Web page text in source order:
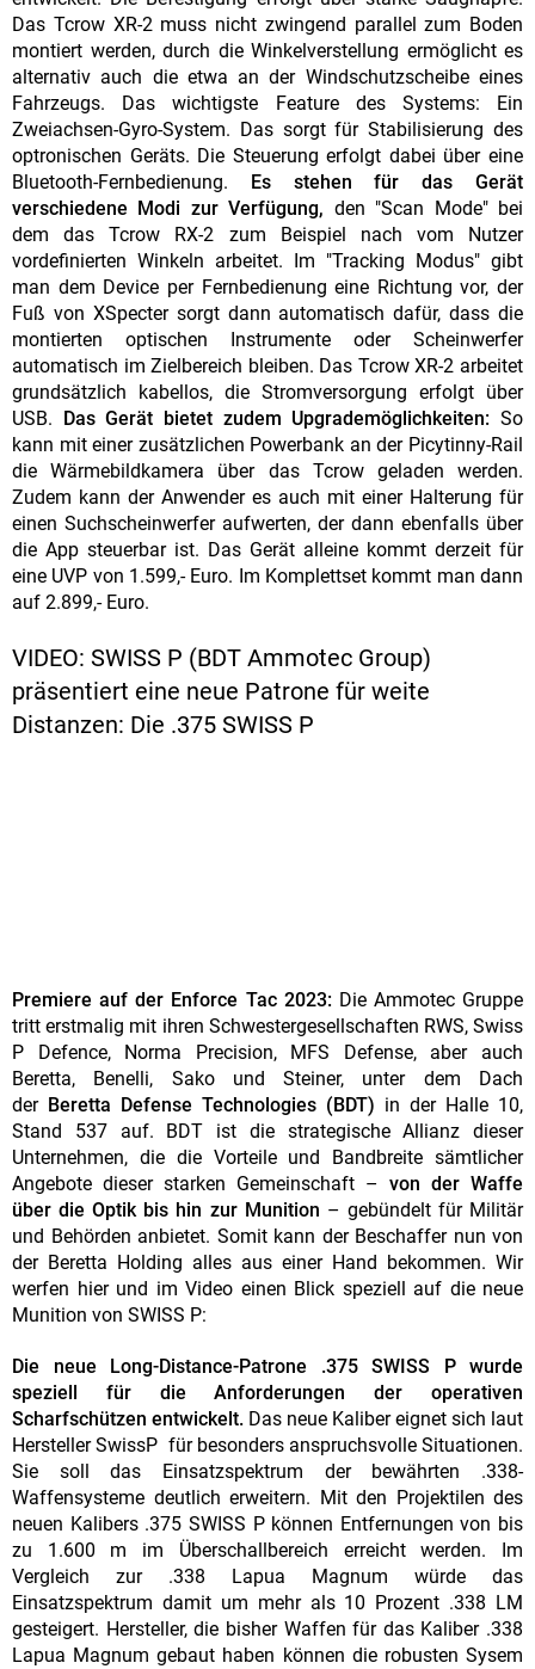
Das Tcrow XR-2 muss nicht zwingend parallel zum Boden
montiert werden, durch die Winkelverstellung ermöglicht es
alternativ auch die etwa an der Windschutzscheibe eines
Fahrzeugs. Das wichtigste Feature des Systems: Ein
Zweiachsen-Gyro-System. Das sorgt für Stabilisierung des
optronischen Geräts. Die Steuerung erfolgt dabei über eine
Bluetooth-Fernbedienung.
Es stehen für das Gerät
verschiedene Modi zur Verfügung, den "Scan Mode" bei
dem das Tcrow RX-2 zum Beispiel nach vom Nutzer
vordefinierten Winkeln arbeitet. Im "Tracking Modus" gibt
man dem Device per Fernbedienung eine Richtung vor, der
Fuß von XSpecter sorgt dann automatisch dafür, dass die
montierten optischen Instrumente oder Scheinwerfer
automatisch im Zielbereich bleiben. Das Tcrow XR-2 arbeitet
grundsätzlich kabellos, die Stromversorgung erfolgt über
USB.
Das Gerät bietet zudem Upgrademöglichkeiten:So
kann mit einer zusätzlichen Powerbank an der Picytinny-Rail
die Wärmebildkamera über das Tcrow geladen werden.
Zudem kann der Anwender es auch mit einer Halterung für
einen Suchscheinwerfer aufwerten, der dann ebenfalls über
die App steuerbar ist. Das Gerät alleine kommt derzeit für
eine UVP von 1.599,- Euro. Im Komplettset kommt man dann
auf 2.899,- Euro.
VIDEO: SWISS P (BDT Ammotec Group)
präsentiert eine neue Patrone für weite
Distanzen: Die .375 SWISS P
Premiere auf der Enforce Tac 2023:Die Ammotec Gruppe
tritt erstmalig mit ihren Schwestergesellschaften RWS, Swiss
P Defence, Norma Precision, MFS Defense, aber auch
Beretta, Benelli, Sako und Steiner, unter dem Dach
der Beretta Defense Technologies (BDT) in der Halle 10,
Stand 537 auf. BDT ist die strategische Allianz dieser
Unternehmen, die die Vorteile und Bandbreite sämtlicher
Angebote dieser starken Gemeinschaft – von der Waffe
über die Optik bis hin zur Munition – gebündelt für Militär
und Behörden anbietet. Somit kann der Beschaffer nun von
der Beretta Holding alles aus einer Hand bekommen. Wir
werfen hier und im Video einen Blick speziell auf die neue
Munition von SWISS P:
Die neue Long-Distance-Patrone .375 SWISS P wurde
speziell für die Anforderungen der operativen
Scharfschützen entwickelt. Das neue Kaliber eignet sich laut
Hersteller SwissP für besonders anspruchsvolle Situationen.
Sie soll das Einsatzspektrum der bewährten .338-
Waffensysteme deutlich erweitern. Mit den Projektilen des
neuen Kalibers .375 SWISS P können Entfernungen von bis
zu 1.600 m im Überschallbereich erreicht werden. Im
Vergleich zur .338 Lapua Magnum würde das
Einsatzspektrum damit um mehr als 10 Prozent .338 LM
gesteigert. Hersteller, die bisher Waffen für das Kaliber .338
Lapua Magnum gebaut haben können die robusten Sysem